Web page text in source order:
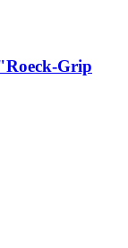
​Grip